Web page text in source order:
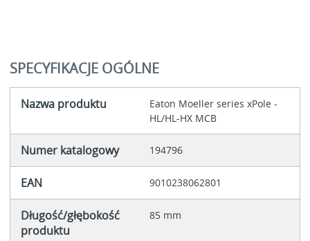
SPECYFIKACJE OGÓLNE
Nazwa produktu
Eaton Moeller series xPole -
HL/HL-HX MCB
Numer katalogowy 194796
EAN 9010238062801
Długość/głębokość
produktu
85 mm